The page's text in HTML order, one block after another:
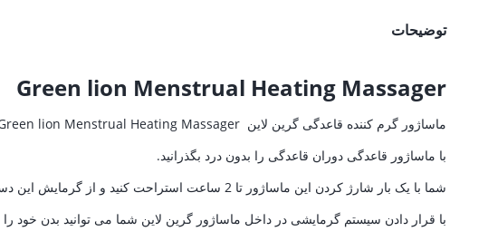
توضیحات
Green lion Menstrual Heating Massager
ماساژور گرم کننده قاعدگی گرین لاین Green lion Menstrual Heating Massager ،گزینه ای عالی برای تسکین درد هایتان در دوران قاعدگی
با ماساژور قاعدگی دوران قاعدگی را بدون درد بگذرانید.
شما با یک بار شارژ کردن این ماساژور تا 2 ساعت استراحت کنید و از گرمایش این دستگاه لذت ببرید.
با قرار دادن سیستم گرمایشی در داخل ماساژور گرین لاین شما می توانید بدن خود را بلافاصله در